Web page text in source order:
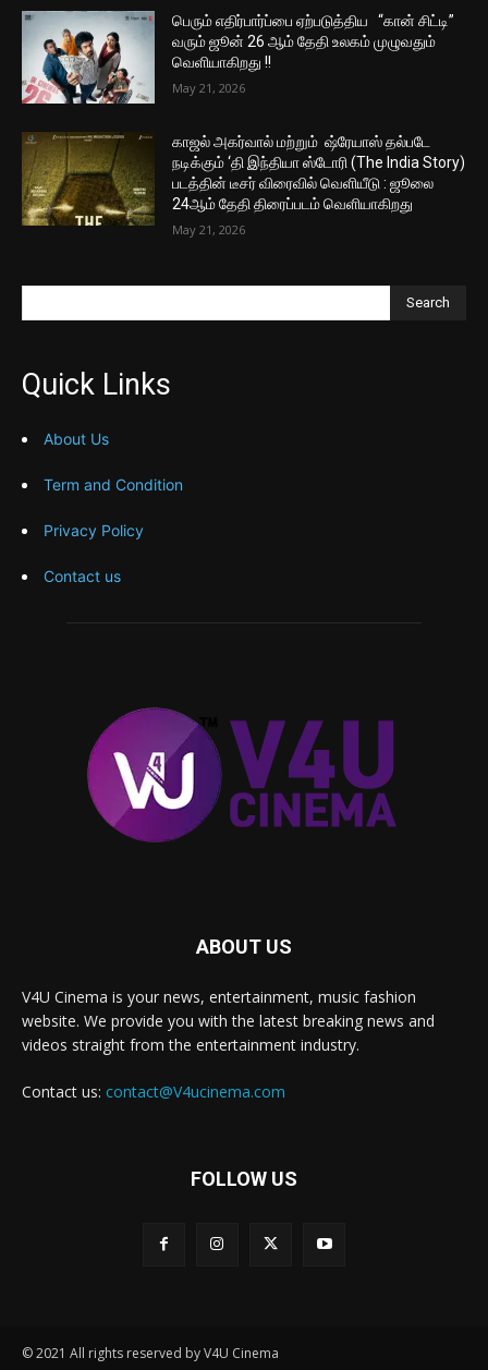
பெரும் எதிர்பார்ப்பை ஏற்படுத்திய “கான் சிட்டி”
வரும் ஜூன் 26 ஆம் தேதி உலகம் முழுவதும்
வெளியாகிறது !!
May 21, 2026
காஜல் அகர்வால் மற்றும் ஷ்ரேயாஸ் தல்படே
நடிக்கும் ‘தி இந்தியா ஸ்டோரி (The India Story)
படத்தின் டீசர் விரைவில் வெளியீடு : ஜூலை
24ஆம் தேதி திரைப்படம் வெளியாகிறது
May 21, 2026
Search
Quick Links
About Us
Term and Condition
Privacy Policy
Contact us
ABOUT US
V4U Cinema is your news, entertainment, music fashion
website. We provide you with the latest breaking news and
videos straight from the entertainment industry.
Contact us: contact@V4ucinema.com
FOLLOW US
© 2021 All rights reserved by V4U Cinema